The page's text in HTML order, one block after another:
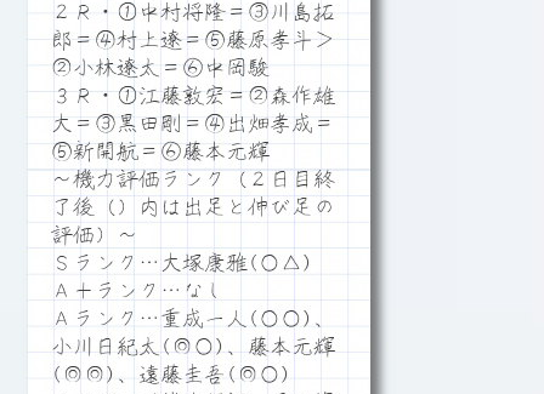
２Ｒ・①中村将隆＝③川島拓
郎＝④村上遼＝⑤藤原孝斗＞
②小林遼太＝⑥中岡駿
３Ｒ・①江藤敦宏＝②森作雄
大＝③黒田剛＝④出畑孝成＝
⑤新開航＝⑥藤本元輝
～機力評価ランク（２日目終
了後（）内は出足と伸び足の
評価）～
Ｓランク…大塚康雅(○△)
Ａ＋ランク…なし
Ａランク…重成一人(○○)、
小川日紀太(◎○)、藤本元輝
(◎◎)、遠藤圭吾(◎○)